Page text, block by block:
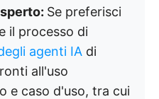
Se preferisci
il processo di
agenti IA di
all'uso
e caso d'uso, tra cui